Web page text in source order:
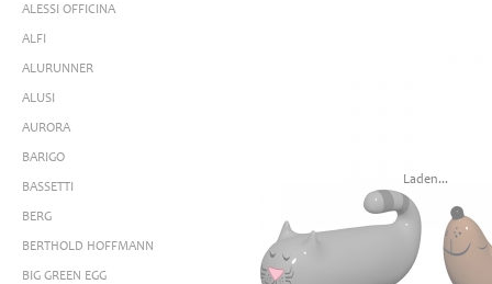
ALESSI OFFICINA
ALFI
ALURUNNER
ALUSI
AURORA
BARIGO
BASSETTI
BERG
BERTHOLD HOFFMANN
BIG GREEN EGG
Laden...